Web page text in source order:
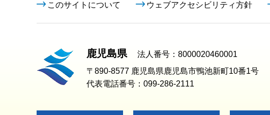
このサイトについて ウェブアクセシビリティ方針
鹿児島県
法人番号：8000020460001
〒890-8577 鹿児島県鹿児島市鴨池新町10番1号
代表電話番号：099-286-2111